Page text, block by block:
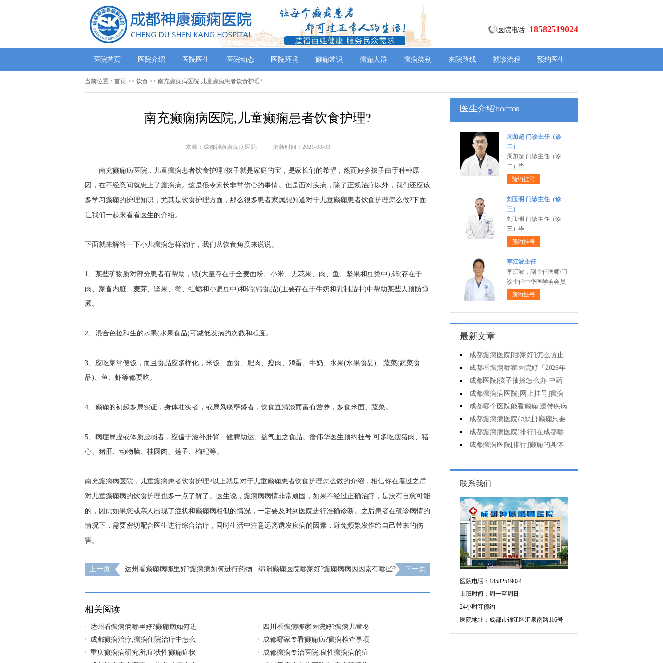
医院电话: 18582519024
医院首页 医院介绍 医院医生 医院动态 医院环境 癫痫常识 癫痫人群 癫痫类别 来院路线 就诊流程 预约医生
当前位置： 首页 >> 饮食 >> 南充癫痫病医院,儿童癫痫患者饮食护理?
南充癫痫病医院,儿童癫痫患者饮食护理?
来源：成都神康癫痫病医院 更新时间：2021-08-03
南充癫痫病医院，儿童癫痫患者饮食护理?孩子就是家庭的宝，是家长们的希望，然而好多孩子由于种种原
因，在不经意间就患上了癫痫病。这是很令家长非常伤心的事情。但是面对疾病，除了正规治疗以外，我们还应该
多学习癫痫的护理知识，尤其是饮食护理方面，那么很多患者家属想知道对于儿童癫痫患者饮食护理怎么做?下面
让我们一起来看看医生的介绍。
下面就来解答一下小儿癫痫怎样治疗，我们从饮食角度来说说。
1、某些矿物质对部分患者有帮助，镁(大量存在于全麦面粉、小米、无花果、肉、鱼、坚果和豆类中);锌(存在于
肉、家畜内脏、麦芽、坚果、蟹、牡蛎和小扁豆中)和钙(钙食品)(主要存在于牛奶和乳制品中)中帮助某些人预防惊
厥。
2、混合色拉和生的水果(水果食品)可减低发病的次数和程度。
3、应吃家常便饭，而且食品应多样化，米饭、面食、肥肉、瘦肉、鸡蛋、牛奶、水果(水果食品)、蔬菜(蔬菜食
品)、鱼、虾等都要吃。
4、癫痫的初起多属实证，身体壮实者，或属风痰壅盛者，饮食宜清淡而富有营养，多食米面、蔬菜。
5、病症属虚或体质虚弱者，应偏于滋补肝肾、健脾助运、益气血之食品。 詹伟华医生预约挂号 可多吃瘦猪肉、猪
心、猪肝、动物脑、桂圆肉、莲子、枸杞等。
南充癫痫病医院，儿童癫痫患者饮食护理?以上就是对于儿童癫痫患者饮食护理怎么做的介绍，相信你在看过之后
对儿童癫痫病的饮食护理也多一点了解了。医生说，癫痫病病情非常顽固，如果不经过正确治疗，是没有自愈可能
的，因此如果您或亲人出现了症状和癫痫病相似的情况，一定要及时到医院进行准确诊断。之后患者在确诊病情的
情况下，需要密切配合医生进行综合治疗，同时生活中注意远离诱发疾病的因素，避免频繁发作给自己带来的伤
害。
上一页
达州看癫痫病哪里好?癫痫病如何进行药物
绵阳癫痫医院哪家好?癫痫病病因因素有哪些? 下一页
相关阅读
达州看癫痫病哪里好?癫痫病如何进
四川看癫痫哪家医院好?癫痫儿童冬
成都癫痫治疗,癫痫住院治疗中怎么
成都哪家专看癫痫病?癫痫检查事项
重庆癫痫病研究所,症状性癫痫症状
成都癫痫专治医院,良性癫痫病的症
医生介绍DOCTOR
周加超 门诊主任（诊
二）
周加超 门诊主任（诊
二）毕
预约挂号
刘玉明 门诊主任（诊
三）
刘玉明 门诊主任（诊
三）毕
预约挂号
李江波主任
李江波，副主任医师/门
诊主任中华医学会会员
预约挂号
最新文章
成都癫痫医院[哪家好]怎么防止
癫痫发作?
成都看癫痫哪家医院好「2026年
度公布」生活中容易被忽视的癫痫
诱因有哪些?
成都医院|孩子抽搐怎么办-中药
治疗癫痫可以治好吗?
成都癫痫病医院[网上挂号]癫痫
的日常护理要点有哪些?
成都哪个医院能看癫痫|遗传疾病
中有癫痫吗?
成都癫痫病医院{地址}癫痫只要
手术就能治好吗?
成都癫痫病医院[排行]在成都哪
个医院专治儿童癫痫好?
成都癫痫医院[排行]癫痫的具体
症状有哪些?
联系我们
医院电话：18582519024
上班时间：周一至周日
24小时可预约
医院地址：成都市锦江区汇泉南路116号